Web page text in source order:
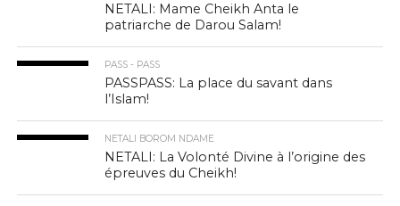
NETALI: Mame Cheikh Anta le
patriarche de Darou Salam!
PASS - PASS
PASSPASS: La place du savant dans
l’Islam!
NETALI BOROM NDAME
NETALI: La Volonté Divine à l’origine des
épreuves du Cheikh!